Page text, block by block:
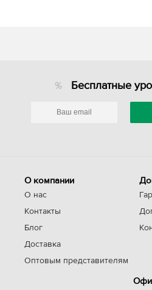
Бесплатные
О компании
О нас
Контакты
Блог
Доставка
Оптовым представителям